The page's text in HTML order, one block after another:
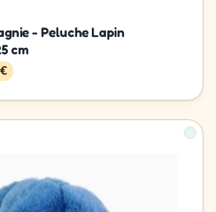
- Peluche Lapin
cm